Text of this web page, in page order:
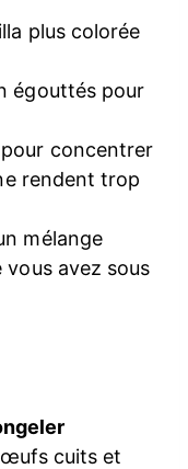
plus colorée
égouttés pour
concentrer
rendent trop
mélange
vous avez sous
œufs cuits et